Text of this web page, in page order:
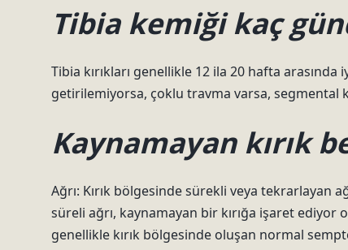
Tibia kemiği kaç
Tibia kırıkları genellikle 12 ila 20 hafta arasında
getirilemiyorsa, çoklu travma varsa, segmental
Kaynamayan kırık
Ağrı: Kırık bölgesinde sürekli veya tekrarlayan
süreli ağrı, kaynamayan bir kırığa işaret ediyor
genellikle kırık bölgesinde oluşan normal